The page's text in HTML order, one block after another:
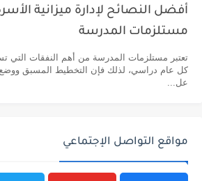
أفضل النصائح لإدارة ميزانية
مستلزمات المدرسة
تعتبر مستلزمات المدرسة من أهم النفقات التي
كل عام دراسي، لذلك فإن التخطيط المسبق ووضع
عل...
مواقع التواصل الإجتماعي